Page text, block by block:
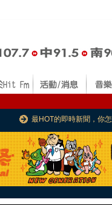
最HOT的即時新聞，你